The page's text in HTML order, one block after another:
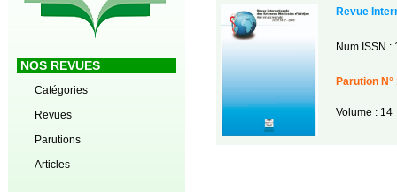
NOS REVUES
Catégories
Revues
Parutions
Articles
Revue
Num ISSN :
Parution N°
Volume : 14